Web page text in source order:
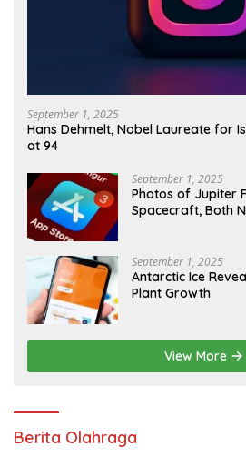
September 1, 2025
Hans Dehmelt, Nobel Laureate for
at 94
September 1, 2025
Photos of Jupiter
Spacecraft, Both
September 1, 2025
Antarctic Ice
Plant Growth
View More
Berita Olahraga